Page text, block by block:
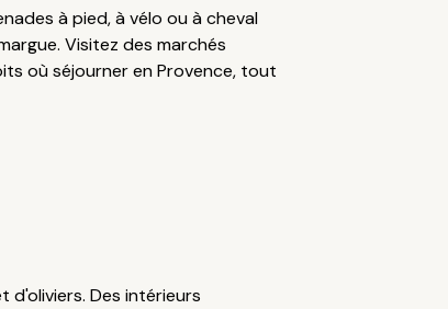
à pied, à vélo ou à cheval
Visitez des marchés
où séjourner en Provence, tout
d'oliviers. Des intérieurs